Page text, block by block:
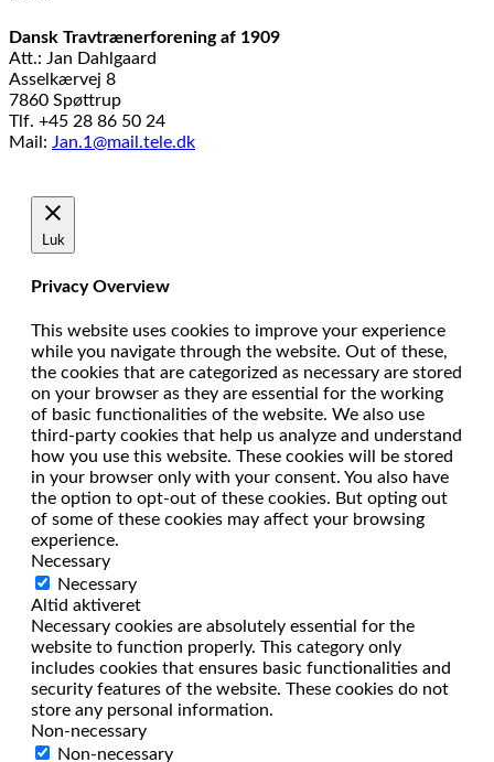
Dansk Travtrænerforening af 1909
Att.: Jan Dahlgaard
Asselkærvej 8
7860 Spøttrup
Tlf. +45 28 86 50 24
Mail: Jan.1@mail.tele.dk
Luk
Privacy Overview
This website uses cookies to improve your experience
while you navigate through the website. Out of these,
the cookies that are categorized as necessary are stored
on your browser as they are essential for the working
of basic functionalities of the website. We also use
third-party cookies that help us analyze and understand
how you use this website. These cookies will be stored
in your browser only with your consent. You also have
the option to opt-out of these cookies. But opting out
of some of these cookies may affect your browsing
experience.
Necessary
Necessary
Altid aktiveret
Necessary cookies are absolutely essential for the
website to function properly. This category only
includes cookies that ensures basic functionalities and
security features of the website. These cookies do not
store any personal information.
Non-necessary
Non-necessary